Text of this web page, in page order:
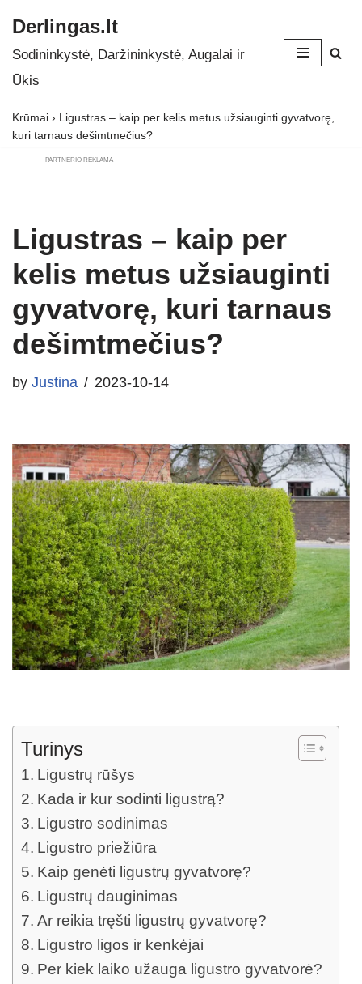
Skip
to
Derlingas.lt
Sodininkystė, Daržininkystė, Augalai ir
Ūkis
Krūmai › Ligustras – kaip per kelis metus užsiauginti gyvatvorę,
kuri tarnaus dešimtmečius?
PARTNERIO REKLAMA
Ligustras – kaip per
kelis metus užsiauginti
gyvatvorę, kuri tarnaus
dešimtmečius?
by Justina 2023-10-14
Turinys
Ligustrų rūšys
Kada ir kur sodinti ligustrą?
Ligustro sodinimas
Ligustro priežiūra
Kaip genėti ligustrų gyvatvorę?
Ligustrų dauginimas
Ar reikia tręšti ligustrų gyvatvorę?
Ligustro ligos ir kenkėjai
Per kiek laiko užauga ligustro gyvatvorė?